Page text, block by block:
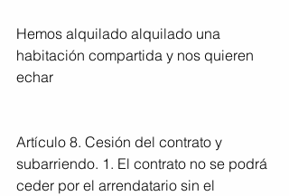
Hemos alquilado alquilado una
habitación compartida y nos quieren
echar
Artículo 8. Cesión del contrato y
subarriendo. 1. El contrato no se podrá
ceder por el arrendatario sin el